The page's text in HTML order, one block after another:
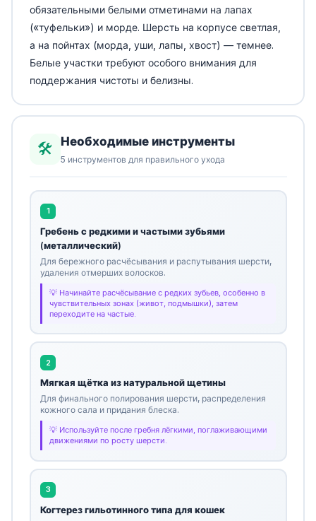
обязательными белыми отметинами на лапах
(«туфельки») и морде. Шерсть на корпусе светлая,
а на пойнтах (морда, уши, лапы, хвост) — темнее.
Белые участки требуют особого внимания для
поддержания чистоты и белизны.
🛠️ Необходимые инструменты
5 инструментов для правильного ухода
1
Гребень с редкими и частыми зубьями
(металлический)
Для бережного расчёсывания и распутывания шерсти,
удаления отмерших волосков.
Начинайте расчёсывание с редких зубьев, особенно в
чувствительных зонах (живот, подмышки), затем
переходите на частые.
2
Мягкая щётка из натуральной щетины
Для финального полирования шерсти, распределения
кожного сала и придания блеска.
Используйте после гребня лёгкими, поглаживающими
движениями по росту шерсти.
3
Когтерез гильотинного типа для кошек